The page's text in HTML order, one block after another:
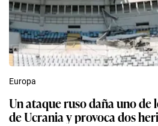
Europa
Un ataque ruso daña uno de
de Ucrania y provoca dos